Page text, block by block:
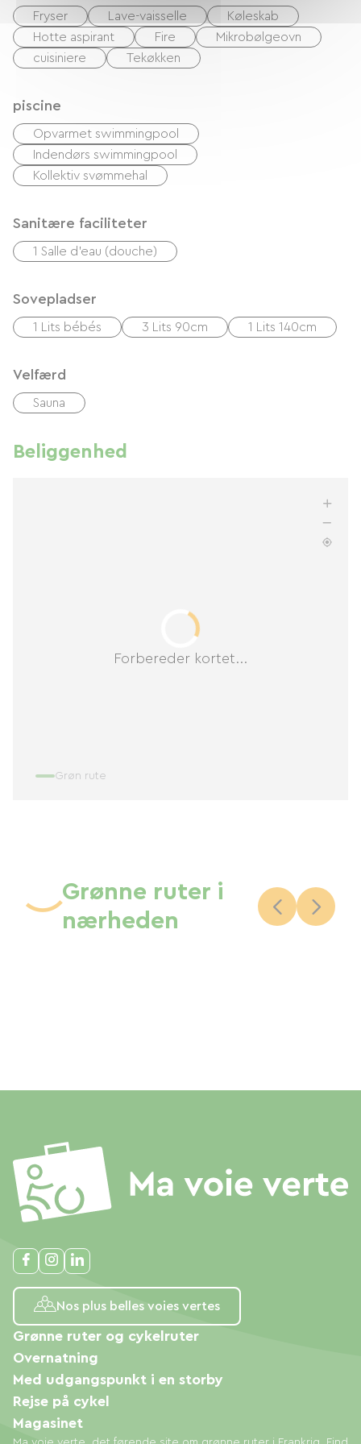
Fryser Lave-vaisselle
Køleskab
Hotte aspirant
Fire
Mikrobølgeovn
cuisiniere
Tekøkken
piscine
Opvarmet swimmingpool
Indendørs swimmingpool
Kollektiv svømmehal
Sanitære faciliteter
1 Salle d'eau (douche)
Sovepladser
1 Lits bébés 3 Lits 90cm 1 Lits 140cm
Velfærd
Sauna
Beliggenhed
Forbereder kortet...
Grøn rute
Grønne ruter i
nærheden
Nos plus belles voies vertes
Grønne ruter og cykelruter
Overnatning
Med udgangspunkt i en storby
Rejse på cykel
Magasinet